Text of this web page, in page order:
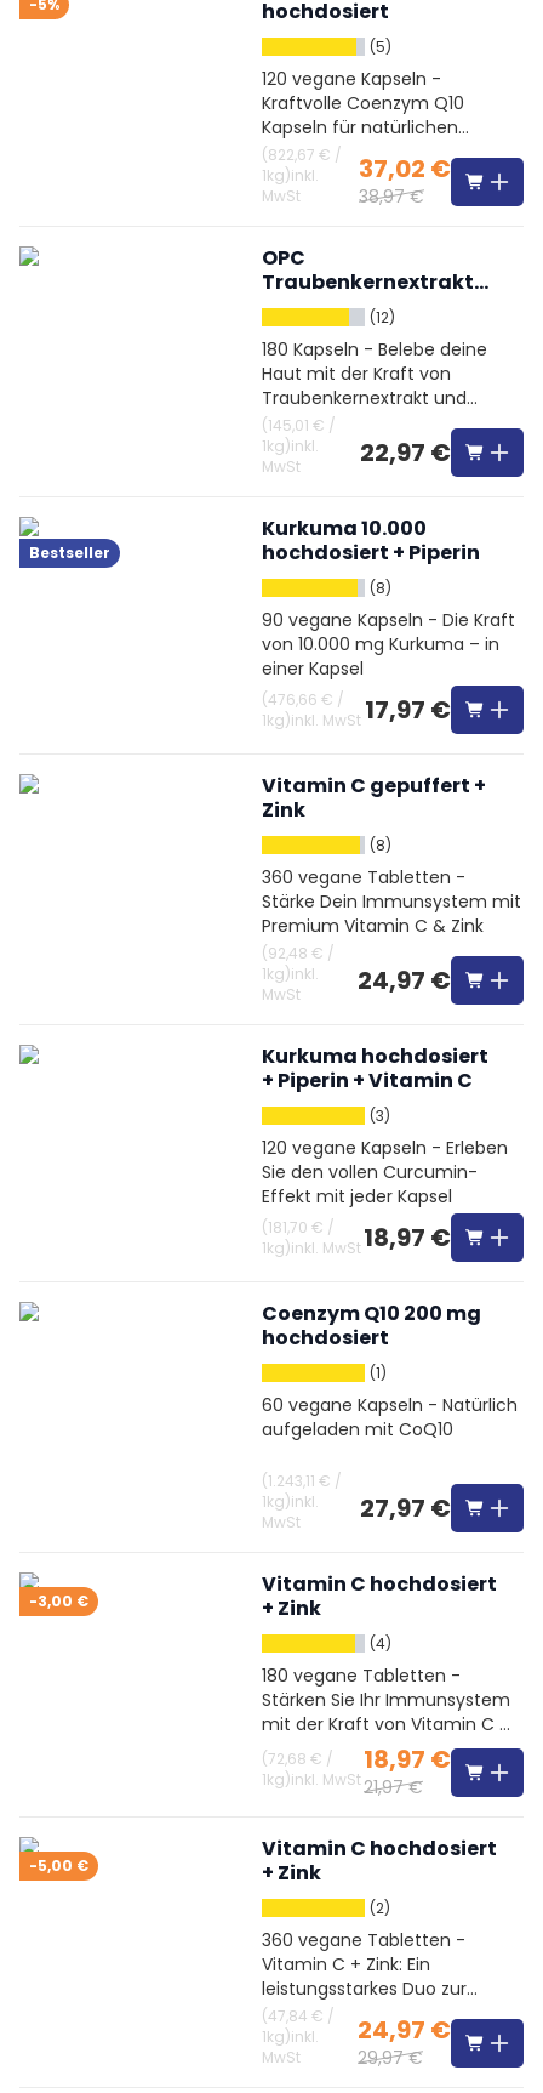
-5%
hochdosiert
(5)
120 vegane Kapseln -
Kraftvolle Coenzym Q10
Kapseln für natürlichen
Antioxidans-Schutz
(822,67 € /
1kg)inkl.
MwSt
37,02 €
38,97 €
OPC
Traubenkernextrakt
hochdosiert + Vitamin
C
(12)
180 Kapseln - Belebe deine
Haut mit der Kraft von
Traubenkernextrakt und
Vitamin C
(145,01 € /
1kg)inkl.
MwSt
22,97 €
Bestseller
Kurkuma 10.000
hochdosiert + Piperin
(8)
90 vegane Kapseln - Die Kraft
von 10.000 mg Kurkuma – in
einer Kapsel
(476,66 € /
1kg)inkl. MwSt 17,97 €
Vitamin C gepuffert +
Zink
(8)
360 vegane Tabletten -
Stärke Dein Immunsystem mit
Premium Vitamin C & Zink
(92,48 € /
1kg)inkl.
MwSt
24,97 €
Kurkuma hochdosiert
+ Piperin + Vitamin C
(3)
120 vegane Kapseln - Erleben
Sie den vollen Curcumin-
Effekt mit jeder Kapsel
(181,70 € /
1kg)inkl. MwSt18,97 €
Coenzym Q10 200 mg
hochdosiert
(1)
60 vegane Kapseln - Natürlich
aufgeladen mit CoQ10
(1.243,11 € /
1kg)inkl.
MwSt
27,97 €
-3,00 €
Vitamin C hochdosiert
+ Zink
(4)
180 vegane Tabletten -
Stärken Sie Ihr Immunsystem
mit der Kraft von Vitamin C &
Zink
(72,68 € /
1kg)inkl. MwSt
18,97 €
21,97 €
-5,00 €
Vitamin C hochdosiert
+ Zink
(2)
360 vegane Tabletten -
Vitamin C + Zink: Ein
leistungsstarkes Duo zur
Immununterstützung
(47,84 € /
1kg)inkl.
MwSt
24,97 €
29,97 €